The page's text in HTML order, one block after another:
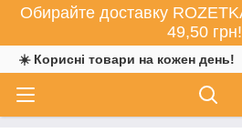
Обирайте доставку
49,50 грн!
☀️ Корисні товари на кожен день!